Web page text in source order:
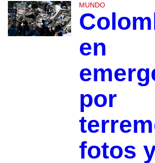
MUNDO
en
por
fotos